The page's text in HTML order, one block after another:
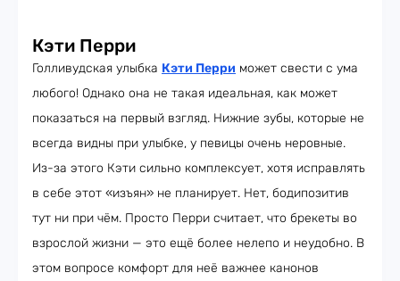
Кэти Перри
Голливудская улыбка Кэти Перри может свести с ума
любого! Однако она не такая идеальная, как может
показаться на первый взгляд. Нижние зубы, которые не
всегда видны при улыбке, у певицы очень неровные.
Из-за этого Кэти сильно комплексует, хотя исправлять
в себе этот «изъян» не планирует. Нет, бодипозитив
тут ни при чём. Просто Перри считает, что брекеты во
взрослой жизни — это ещё более нелепо и неудобно. В
этом вопросе комфорт для неё важнее канонов